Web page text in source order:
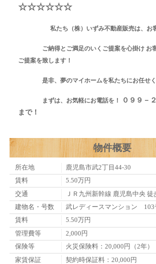
☆☆☆☆☆☆
私たち（株）いずみ不動産販売は、お
ご納得とご満足のいくご提案を心掛け お客
ご提案を致します！
是非、夢のマイホームを私たちにお任せく
まずは、お気軽にお電話を！
０９９－
まで！
物件概要
所在地
鹿児島市武2丁目44-30
賃料
5.50万円
交通
ＪＲ九州新幹線 鹿児島中央 徒
建物名・号数
武レディースマンション 103
賃料
5.50万円
管理費等
2,000円
保険等
火災保険料：20,000円（2年）
家賃保証
契約時保証料：20,000円